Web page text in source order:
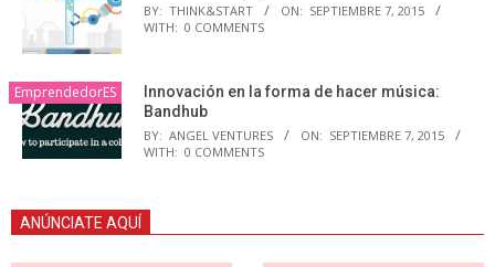
BY: THINK&START ON: SEPTIEMBRE 7, 2015
WITH: 0 COMMENTS
EmprendedorES
Innovación en la forma de hacer música:
Bandhub
BY: ANGEL VENTURES ON: SEPTIEMBRE 7, 2015
WITH: 0 COMMENTS
ANÚNCIATE AQUÍ